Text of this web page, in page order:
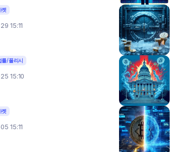
켓
15:11
률/폴리시
15:10
켓
15:11